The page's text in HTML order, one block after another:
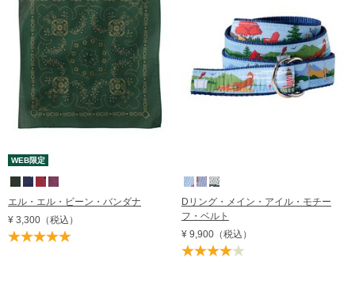
レビュー評価順
売れてる順
在庫順
WEB限定
エル・エル・ビーン・バンダナ
¥ 3,300 （税込）
Dリング・メイン・アイル・モチー
フ・ベルト
¥ 9,900（税込）